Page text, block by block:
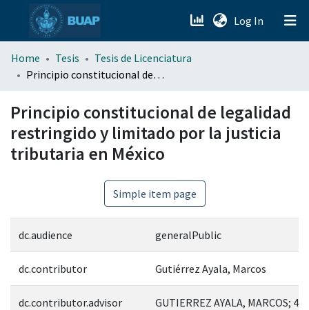
Log In (current)
menu.section.about_menu
Home Tesis
Tesis de Licenciatura
Principio constitucional de legalidad restringido y limitado por la justicia tributaria en México
Principio constitucional de legalidad
restringido y limitado por la justicia
tributaria en México
Simple item page
dc.audience generalPublic
dc.contributor Gutiérrez Ayala, Marcos
dc.contributor.advisor GUTIERREZ AYALA, MARCOS;